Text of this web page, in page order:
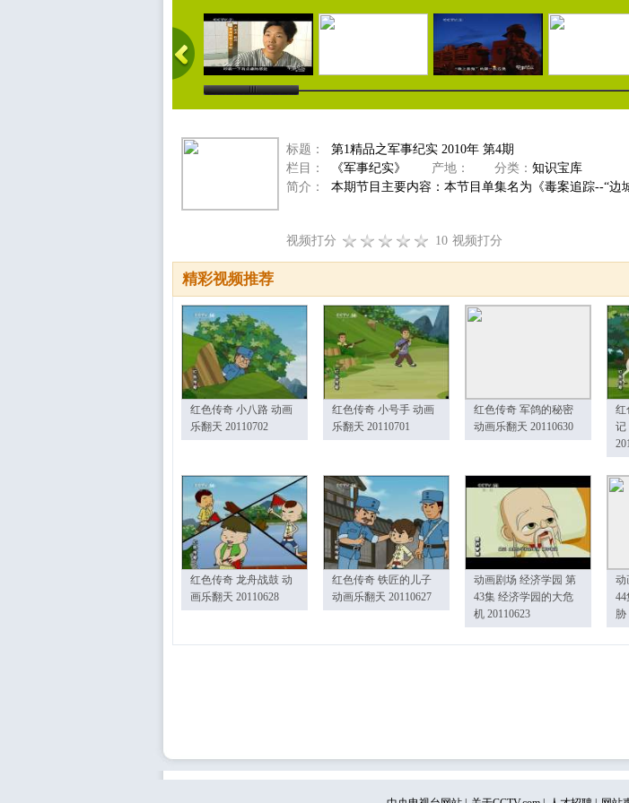
标题：
第1精品之军事纪实 2010年 第4期
栏目：
《军事纪实》 产地： 分类： 知识宝库
简介：
本期节目主要内容：本节目单集名为《毒案追踪--“边
视频打分 10 视频打分
精彩视频推荐
红色传奇 小八路 动画
乐翻天 20110702
红色传奇 小号手 动画
乐翻天 20110701
红色传奇 军鸽的秘密
动画乐翻天 20110630
红
记
红色传奇 龙舟战鼓 动
画乐翻天 20110628
红色传奇 铁匠的儿子
动画乐翻天 20110627
动画剧场 经济学园 第
43集 经济学园的大危
机 20110623
动
胁